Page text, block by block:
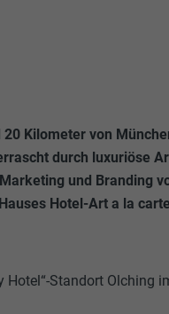
Kilometer von
durch luxuriöse
und Branding
Hotel-Art a la
Hotel“-Standort Olching